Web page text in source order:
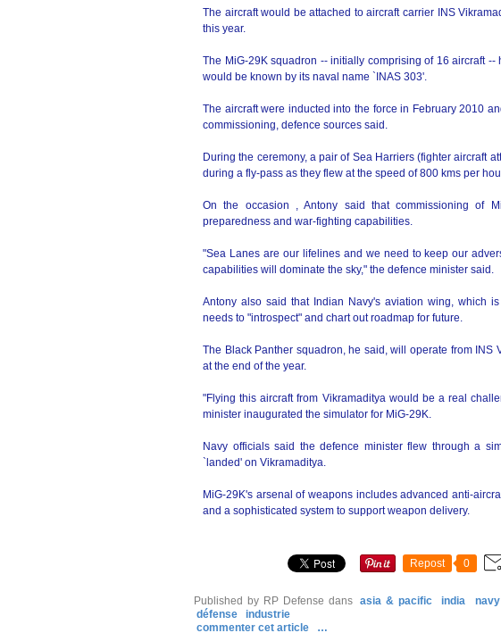
The aircraft would be attached to aircraft carrier INS
this year.
The MiG-29K squadron -- initially comprising of 16 aircraft
would be known by its naval name `INAS 303'.
The aircraft were inducted into the force in February 2010
commissioning, defence sources said.
During the ceremony, a pair of Sea Harriers (fighter aircraft
during a fly-pass as they flew at the speed of 800 kms per
On the occasion , Antony said that commissioning of
preparedness and war-fighting capabilities.
"Sea Lanes are our lifelines and we need to keep our
capabilities will dominate the sky," the defence minister said.
Antony also said that Indian Navy's aviation wing, which
needs to "introspect" and chart out roadmap for future.
The Black Panther squadron, he said, will operate from INS
at the end of the year.
"Flying this aircraft from Vikramaditya would be a real
minister inaugurated the simulator for MiG-29K.
Navy officials said the defence minister flew through a
`landed' on Vikramaditya.
MiG-29K's arsenal of weapons includes advanced anti-
and a sophisticated system to support weapon delivery.
Repost 0
Published by RP Defense dans asia & pacific india navy
défense
industrie
commenter cet article
…